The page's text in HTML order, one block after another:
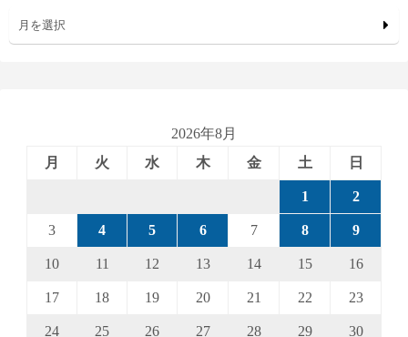
月を選択
2026年8月
月
火 水 木 金 土 日
1 2
3 4 5 6 7 8 9
10 11 12 13 14 15 16
17 18 19 20 21 22 23
24 25 26 27 28 29 30